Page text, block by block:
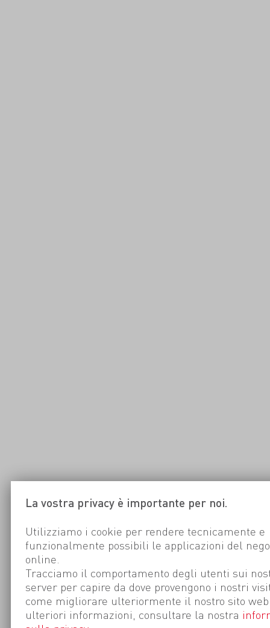
La vostra privacy è importante per noi.
Utilizziamo i cookie per rendere tecnicamente e
funzionalmente possibili le applicazioni del
online.
Tracciamo il comportamento degli utenti sui
server per capire da dove provengono i nostri
come migliorare ulteriormente il nostro sito
ulteriori informazioni, consultare la nostra